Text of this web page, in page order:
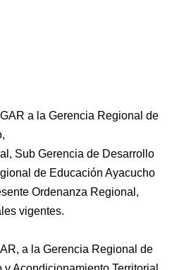
a la Gerencia Regional de
Sub Gerencia de Desarrollo
de Educación Ayacucho
Ordenanza Regional,
vigentes.
a la Gerencia Regional de